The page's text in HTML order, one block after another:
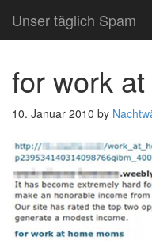
Unser täglich Spam
for work
10. Januar 2010 by